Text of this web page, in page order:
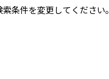
条件を変更してください。